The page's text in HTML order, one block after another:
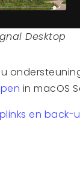
Desktop
in macOS
en back-